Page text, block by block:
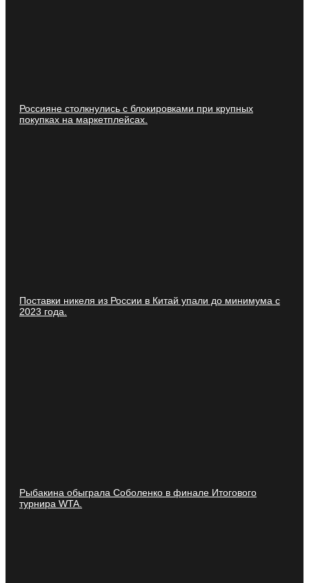
Россияне столкнулись с блокировками при крупных
покупках на маркетплейсах.
Поставки никеля из России в Китай упали до минимума с
2023 года.
Рыбакина обыграла Соболенко в финале Итогового
турнира WTA.